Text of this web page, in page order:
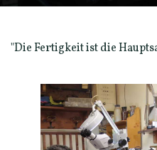
"Die Fertigkeit ist die